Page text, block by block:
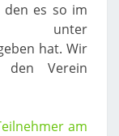
den es so im
unter
hat. Wir
den Verein
am